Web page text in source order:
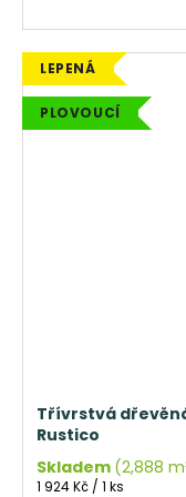
LEPENÁ
PLOVOUCÍ
Třívrstvá
Rustico
Skladem (2,888
Měrná
1 924 Kč / 1 ks